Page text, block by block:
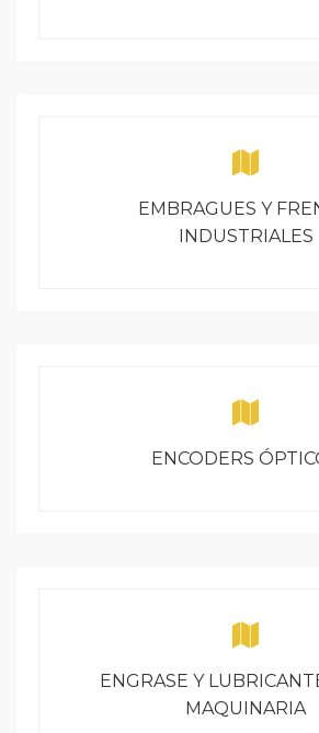
EMBRAGUES Y
INDUSTRIALES
ENCODERS
ENGRASE Y
MAQUINARIA